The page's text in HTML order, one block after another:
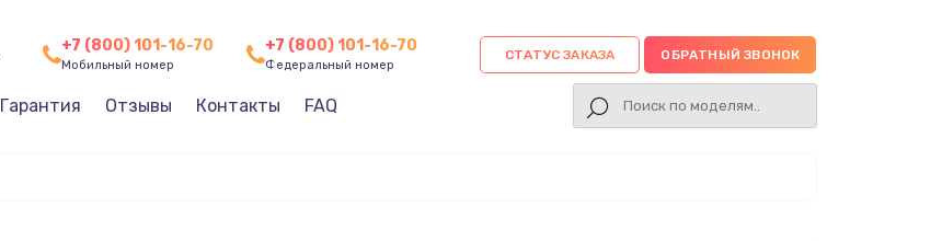
+7 (800) 101-16-70
Мобильный номер
+7 (800) 101-16-70
Федеральный номер
СТАТУС ЗАКАЗА ОБРАТНЫЙ ЗВОНОК
Гарантия Отзывы Контакты FAQ